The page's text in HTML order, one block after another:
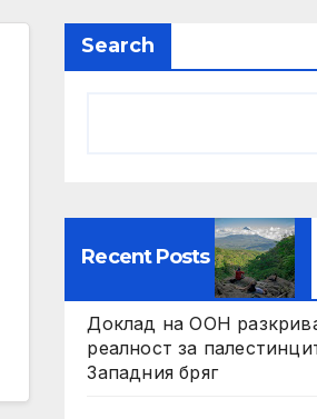
Search
Recent Posts
Доклад на ООН
реалност за
Западния бряг